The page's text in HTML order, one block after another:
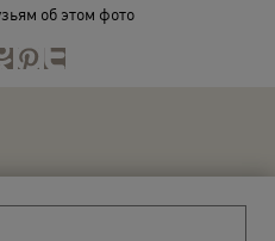
об этом фото